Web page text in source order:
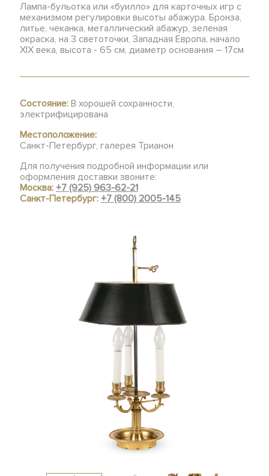
Лампа-бульотка или «буилло» для карточных игр с
механизмом регулировки высоты абажура. Бронза,
литье, чеканка, металлический абажур, зеленая
окраска, на 3 светоточки, Западная Европа, начало
ХIХ века, высота - 65 см, диаметр основания – 17см
Состояние: В хорошей сохранности,
электрифицирована
Местоположение:
Санкт-Петербург, галерея Трианон
Для получения подробной информации или
оформления доставки звоните:
Москва:+7 (925) 963-62-21
Санкт-Петербург:+7 (800) 2005-145